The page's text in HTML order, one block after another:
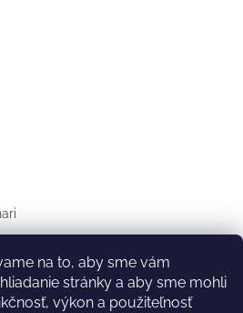
na to, aby sme vám
stránky a aby sme mohli
výkon a použiteľnosť
CZ AT DE